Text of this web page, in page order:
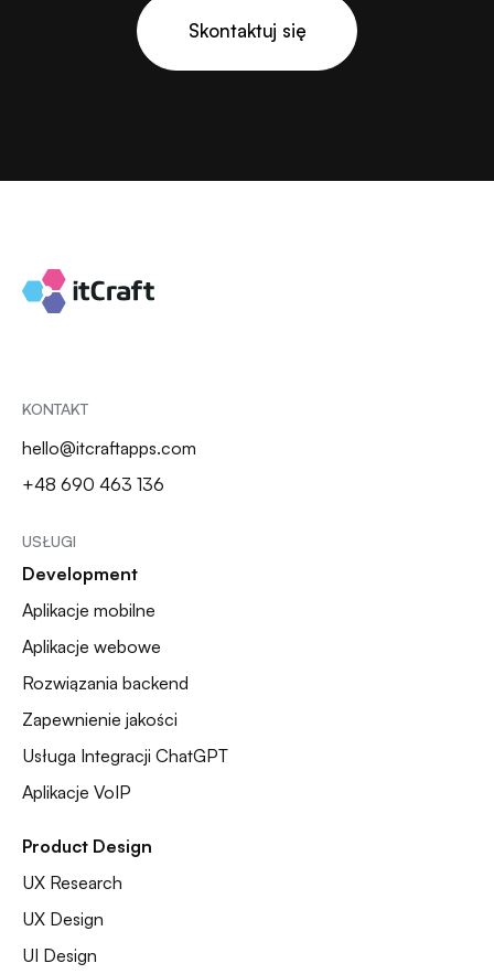
Skontaktuj się
KONTAKT
hello@itcraftapps.com
+48 690 463 136
USŁUGI
Development
Aplikacje mobilne
Aplikacje webowe
Rozwiązania backend
Zapewnienie jakości
Usługa Integracji ChatGPT
Aplikacje VoIP
Product Design
UX Research
UX Design
UI Design